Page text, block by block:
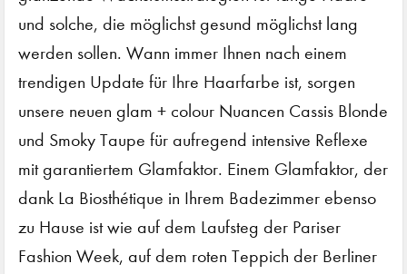
und solche, die möglichst gesund möglichst lang
werden sollen. Wann immer Ihnen nach einem
trendigen Update für Ihre Haarfarbe ist, sorgen
unsere neuen glam + colour Nuancen Cassis Blonde
und Smoky Taupe für aufregend intensive Reflexe
mit garantiertem Glamfaktor. Einem Glamfaktor, der
dank La Biosthétique in Ihrem Badezimmer ebenso
zu Hause ist wie auf dem Laufsteg der Pariser
Fashion Week, auf dem roten Teppich der Berliner